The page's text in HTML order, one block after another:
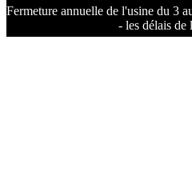
Fermeture annuelle de l'usine du 3
- les délais